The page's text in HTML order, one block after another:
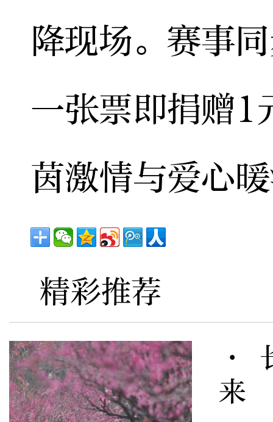
降现场。赛事
一张票即捐赠1
茵激情与爱心
精彩推荐
·
来